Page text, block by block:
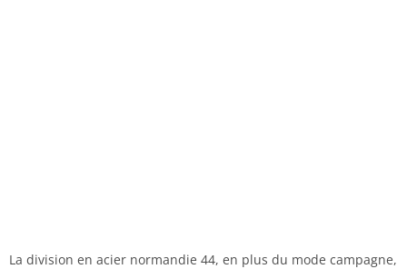
La division en acier normandie 44, en plus du mode campagne,